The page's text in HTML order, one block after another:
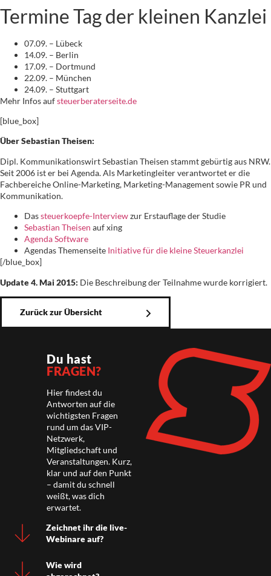
Termine Tag der kleinen Kanzlei
07.09. – Lübeck
14.09. – Berlin
17.09. – Dortmund
22.09. – München
24.09. – Stuttgart
Mehr Infos aufsteuerberaterseite.de
[blue_box]
Über Sebastian Theisen:
Dipl. Kommunikationswirt Sebastian Theisen stammt gebürtig aus NRW.
Seit 2006 ist er bei Agenda. Als Marketingleiter verantwortet er die
Fachbereiche Online-Marketing, Marketing-Management sowie PR und
Kommunikation.
Dassteuerkoepfe-Interviewzur Erstauflage der Studie
Sebastian Theisen auf xing
Agenda Software
Agendas Themenseite Initiative für die kleine Steuerkanzlei
[/blue_box]
Update 4. Mai 2015: Die Beschreibung der Teilnahme wurde korrigiert.
Zurück zur Übersicht
Du hast
FRAGEN?
Hier findest du
Antworten auf die
wichtigsten Fragen
rund um das VIP-
Netzwerk,
Mitgliedschaft und
Veranstaltungen. Kurz,
klar und auf den Punkt
– damit du schnell
weißt, was dich
erwartet.
Zeichnet ihr die live-
Webinare auf?
Wie wird